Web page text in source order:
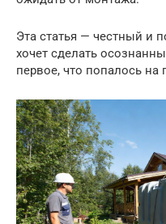
Эта статья — честный и
хочет сделать
первое, что попалось на